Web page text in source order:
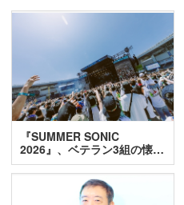
『SUMMER SONIC
2026』、ベテラン3組の懐…